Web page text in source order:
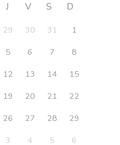
J V S D
29 30 31
1
5 6 7
8
12 13 14
15
19 20 21
22
26 27 28
29
3 4 5 6